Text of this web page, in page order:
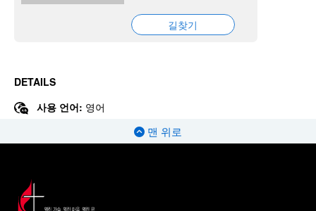
길찾기
DETAILS
사용 언어: 영어
맨 위로